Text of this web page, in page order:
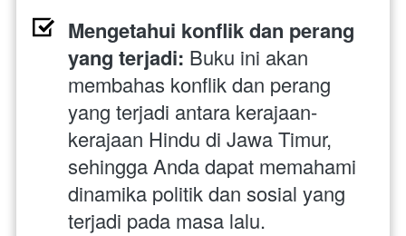
Mengetahui konflik dan perang
yang terjadi: Buku ini akan
membahas konflik dan perang
yang terjadi antara kerajaan-
kerajaan Hindu di Jawa Timur,
sehingga Anda dapat memahami
dinamika politik dan sosial yang
terjadi pada masa lalu.